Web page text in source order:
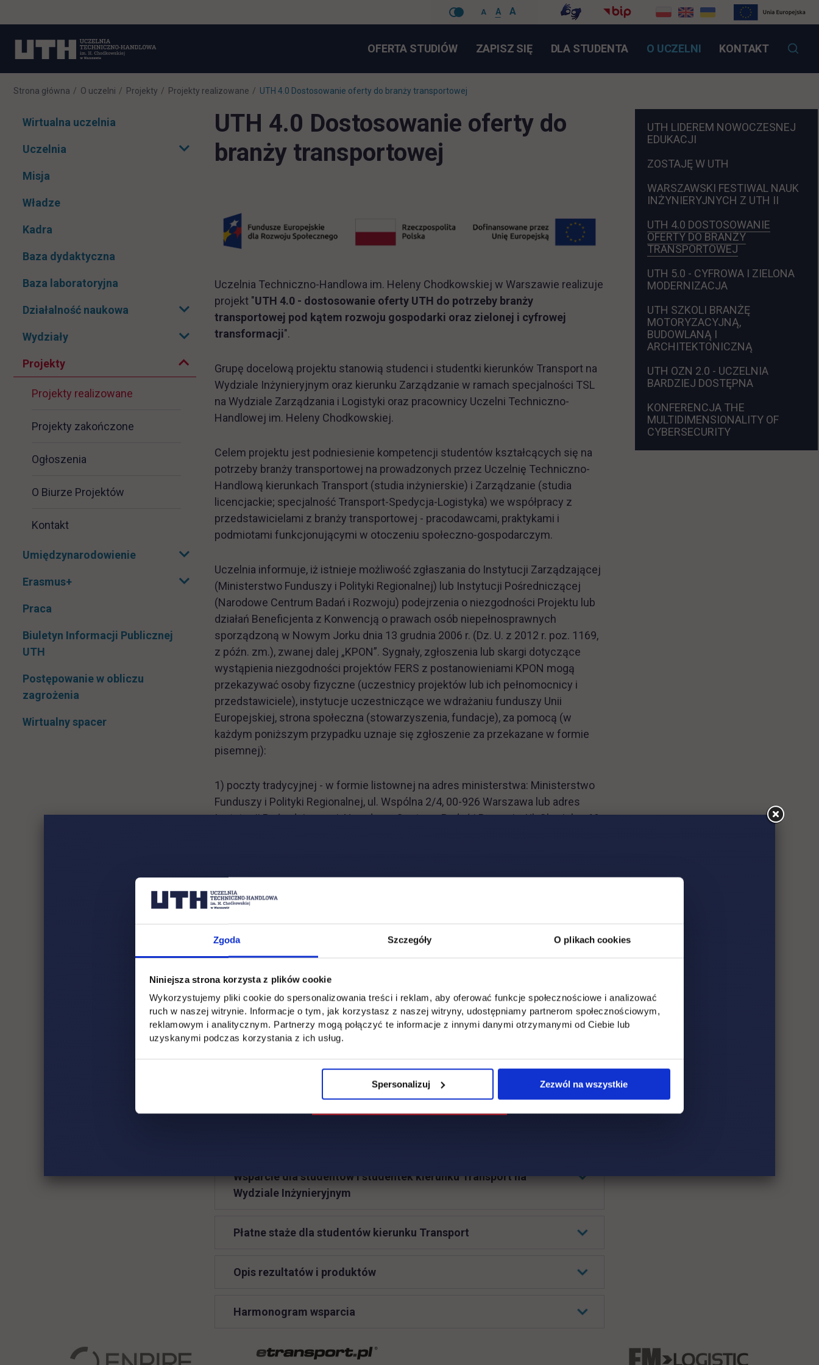
Zgoda Szczegóły O plikach cookies
Niniejsza strona korzysta z plików cookie
Wykorzystujemy pliki cookie do spersonalizowania treści i reklam, aby oferować funkcje społecznościowe i analizować
ruch w naszej witrynie. Informacje o tym, jak korzystasz z naszej witryny, udostępniamy partnerom społecznościowym,
reklamowym i analitycznym. Partnerzy mogą połączyć te informacje z innymi danymi otrzymanymi od Ciebie lub
uzyskanymi podczas korzystania z ich usług.
Spersonalizuj Zezwól na wszystkie
A A A
nawigacje
OFERTA STUDIÓW ZAPISZ SIĘLINK OTWIERA SIĘ W NOWEJ KARCIE
DLA STUDENTA O UCZELNI KONTAKT
Strona główna O uczelni Projekty Projekty realizowane UTH 4.0 Dostosowanie oferty do branży transportowej
Pomiń
Wirtualna uczelnia
Uczelnia
Misja
Władze
Kadra
Baza dydaktyczna
Baza laboratoryjna
Działalność naukowa Rozwiń podmenu
Wydziały Rozwiń podmenu
Projekty
Zwiń podmenu
Projekty realizowane
Projekty zakończone
Ogłoszenia
O Biurze Projektów
Kontakt
Umiędzynarodowienie Rozwiń podmenu
Erasmus+
Praca
Biuletyn Informacji Publicznej
UTH
Postępowanie w obliczu
zagrożenia
Wirtualny spacer
POMIŃ
NAWIGACJE
UTH LIDEREM NOWOCZESNEJ
EDUKACJI
ZOSTAJĘ W UTH
WARSZAWSKI FESTIWAL NAUK
INŻYNIERYJNYCH Z UTH II
UTH 4.0 DOSTOSOWANIE
OFERTY DO BRANŻY
TRANSPORTOWEJ
UTH 5.0 - CYFROWA I ZIELONA
MODERNIZACJA
UTH SZKOLI BRANŻĘ
MOTORYZACYJNĄ,
BUDOWLANĄ I
ARCHITEKTONICZNĄ
UTH OZN 2.0 - UCZELNIA
BARDZIEJ DOSTĘPNA
KONFERENCJA THE
MULTIDIMENSIONALITY OF
CYBERSECURITY
UTH 4.0 Dostosowanie oferty do
branży transportowej
Uczelnia Techniczno-Handlowa im. Heleny Chodkowskiej w Warszawie realizuje
projekt "UTH 4.0 - dostosowanie oferty UTH do potrzeby branży
transportowej pod kątem rozwoju gospodarki oraz zielonej i cyfrowej
transformacji".
Grupę docelową projektu stanowią studenci i studentki kierunków Transport na
Wydziale Inżynieryjnym oraz kierunku Zarządzanie w ramach specjalności TSL
na Wydziale Zarządzania i Logistyki oraz pracownicy Uczelni Techniczno-
Handlowej im. Heleny Chodkowskiej.
Celem projektu jest podniesienie kompetencji studentów kształcących się na
potrzeby branży transportowej na prowadzonych przez Uczelnię Techniczno-
Handlową kierunkach Transport (studia inżynierskie) i Zarządzanie (studia
licencjackie; specjalność Transport-Spedycja-Logistyka) we współpracy z
przedstawicielami z branży transportowej - pracodawcami, praktykami i
podmiotami funkcjonującymi w otoczeniu społeczno-gospodarczym.
Uczelnia informuje, iż istnieje możliwość zgłaszania do Instytucji Zarządzającej
(Ministerstwo Funduszy i Polityki Regionalnej) lub Instytucji Pośredniczącej
(Narodowe Centrum Badań i Rozwoju) podejrzenia o niezgodności Projektu lub
działań Beneficjenta z Konwencją o prawach osób niepełnosprawnych
sporządzoną w Nowym Jorku dnia 13 grudnia 2006 r. (Dz. U. z 2012 r. poz. 1169,
z późn. zm.), zwanej dalej „KPON”. Sygnały, zgłoszenia lub skargi dotyczące
wystąpienia niezgodności projektów FERS z postanowieniami KPON mogą
przekazywać osoby fizyczne (uczestnicy projektów lub ich pełnomocnicy i
przedstawiciele), instytucje uczestniczące we wdrażaniu funduszy Unii
Europejskiej, strona społeczna (stowarzyszenia, fundacje), za pomocą (w
każdym poniższym przypadku uznaje się zgłoszenie za przekazane w formie
pisemnej):
1) poczty tradycyjnej - w formie listownej na adres ministerstwa: Ministerstwo
Funduszy i Polityki Regionalnej, ul. Wspólna 2/4, 00-926 Warszawa lub adres
Instytucji Pośredniczącej: Narodowe Centrum Badań i Rozwoju, Ul. Chmielna 69,
Projekt „UTH 4.0 - dostosowanie oferty UTH do potrzeb branży transportowej
pod kątem rozwoju gospodarki oraz zielonej i cyfrowej transformacji” otrzymał
dofinansowanie w kwocie 5 050 845,26 zł
Projekt jest współfinansowany z Unii Europejskiej w ramach Europejskiego
Funduszu Społecznego Plus.
Wsparcie dla studentów i studentek kierunku Zarządzanie,
Wsparcie dla studentów i studentek kierunku Transport na
Wydziale Inżynieryjnym
Płatne staże dla studentów kierunku Transport
Opis rezultatów i produktów
Harmonogram wsparcia